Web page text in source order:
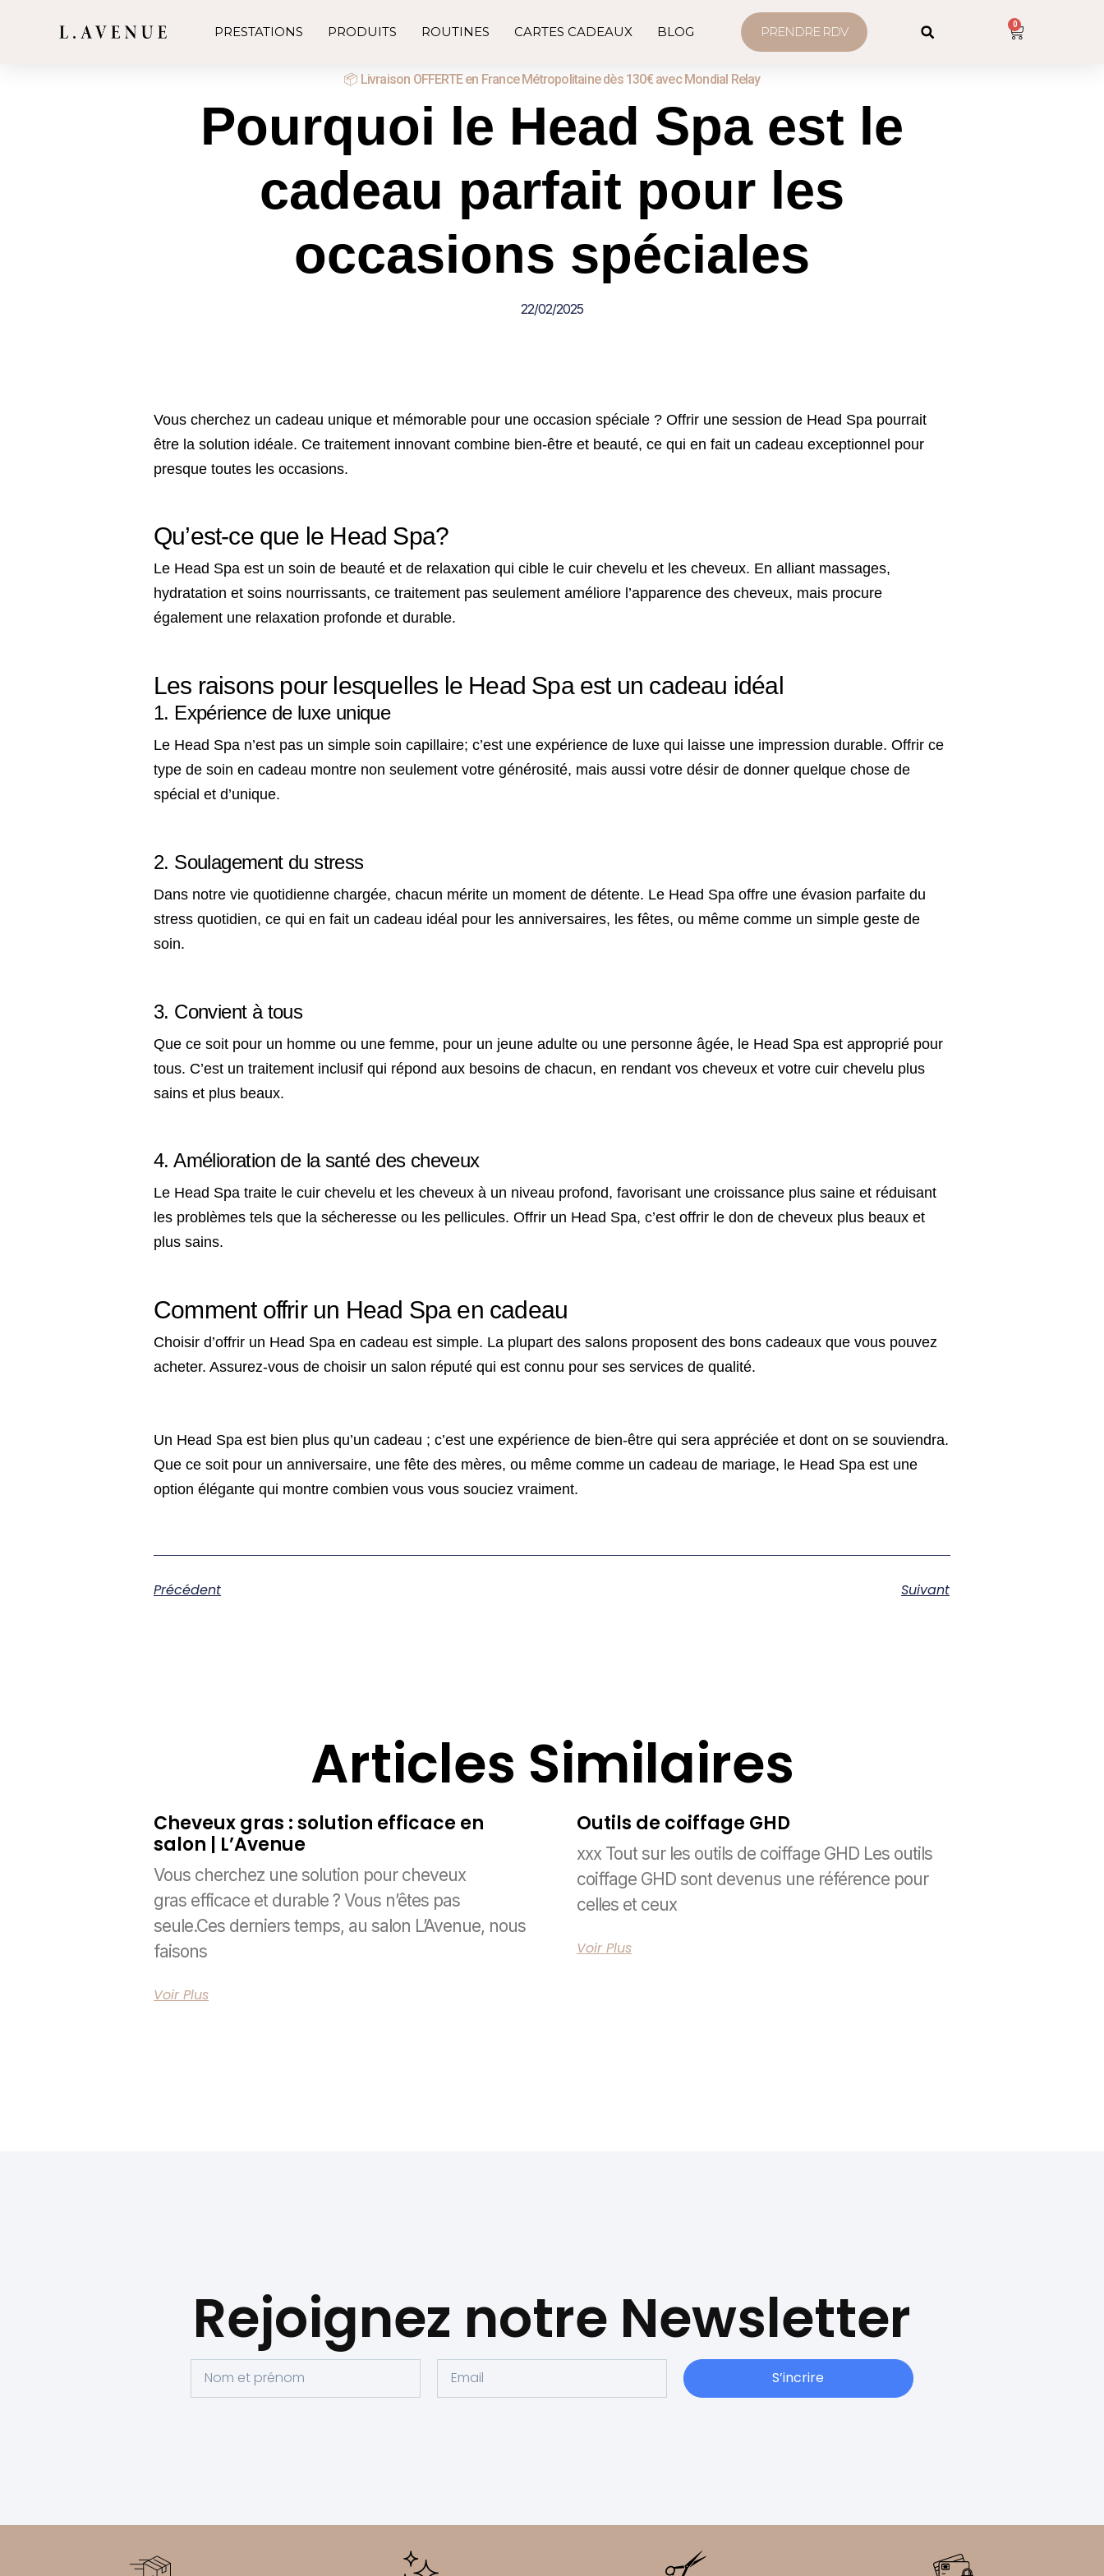
PRESTATIONS PRODUITS ROUTINES CARTES CADEAUX BLOG PRENDRE RDV 0
📦 Livraison OFFERTE en France Métropolitaine dès 130€ avec Mondial Relay
Pourquoi le Head Spa est le
cadeau parfait pour les
occasions spéciales
22/02/2025
Vous cherchez un cadeau unique et mémorable pour une occasion spéciale ? Offrir une session de Head Spa pourrait
être la solution idéale. Ce traitement innovant combine bien-être et beauté, ce qui en fait un cadeau exceptionnel pour
presque toutes les occasions.
Qu’est-ce que le Head Spa?
Le Head Spa est un soin de beauté et de relaxation qui cible le cuir chevelu et les cheveux. En alliant massages,
hydratation et soins nourrissants, ce traitement pas seulement améliore l’apparence des cheveux, mais procure
également une relaxation profonde et durable.
Les raisons pour lesquelles le Head Spa est un cadeau idéal
1. Expérience de luxe unique
Le Head Spa n’est pas un simple soin capillaire; c’est une expérience de luxe qui laisse une impression durable. Offrir ce
type de soin en cadeau montre non seulement votre générosité, mais aussi votre désir de donner quelque chose de
spécial et d’unique.
2. Soulagement du stress
Dans notre vie quotidienne chargée, chacun mérite un moment de détente. Le Head Spa offre une évasion parfaite du
stress quotidien, ce qui en fait un cadeau idéal pour les anniversaires, les fêtes, ou même comme un simple geste de
soin.
3. Convient à tous
Que ce soit pour un homme ou une femme, pour un jeune adulte ou une personne âgée, le Head Spa est approprié pour
tous. C’est un traitement inclusif qui répond aux besoins de chacun, en rendant vos cheveux et votre cuir chevelu plus
sains et plus beaux.
4. Amélioration de la santé des cheveux
Le Head Spa traite le cuir chevelu et les cheveux à un niveau profond, favorisant une croissance plus saine et réduisant
les problèmes tels que la sécheresse ou les pellicules. Offrir un Head Spa, c’est offrir le don de cheveux plus beaux et
plus sains.
Comment offrir un Head Spa en cadeau
Choisir d’offrir un Head Spa en cadeau est simple. La plupart des salons proposent des bons cadeaux que vous pouvez
acheter. Assurez-vous de choisir un salon réputé qui est connu pour ses services de qualité.
Un Head Spa est bien plus qu’un cadeau ; c’est une expérience de bien-être qui sera appréciée et dont on se souviendra.
Que ce soit pour un anniversaire, une fête des mères, ou même comme un cadeau de mariage, le Head Spa est une
option élégante qui montre combien vous vous souciez vraiment.
Précédent Suivant
Articles Similaires
Cheveux gras : solution efficace en
salon | L’Avenue
Vous cherchez une solution pour cheveux
gras efficace et durable ? Vous n’êtes pas
seule.Ces derniers temps, au salon L’Avenue, nous
faisons
Voir Plus
Outils de coiffage GHD
xxx Tout sur les outils de coiffage GHD Les outils
coiffage GHD sont devenus une référence pour
celles et ceux
Voir Plus
Rejoignez notre Newsletter
S’incrire